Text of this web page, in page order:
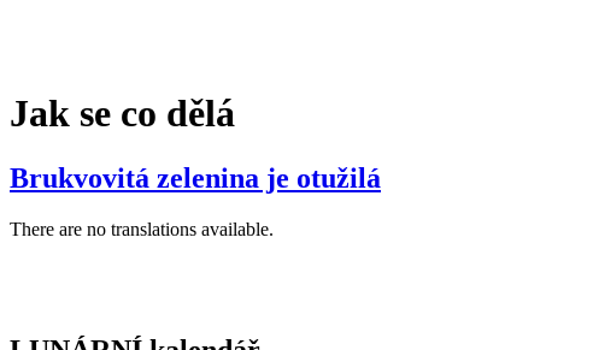
Jak se co dělá
Brukvovitá zelenina je otužilá
There are no translations available.